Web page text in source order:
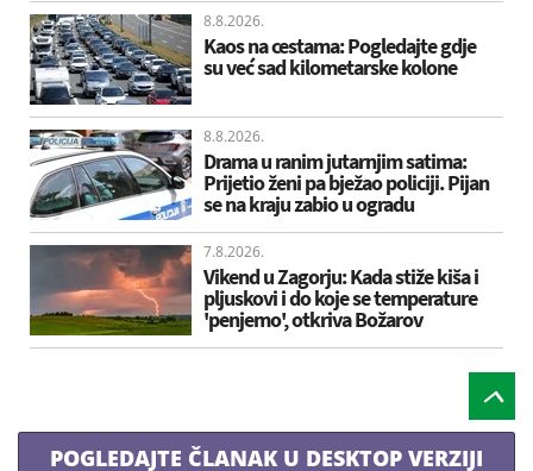
8.8.2026.
Kaos na cestama: Pogledajte gdje
su već sad kilometarske kolone
8.8.2026.
Drama u ranim jutarnjim satima:
Prijetio ženi pa bježao policiji. Pijan
se na kraju zabio u ogradu
7.8.2026.
Vikend u Zagorju: Kada stiže kiša i
pljuskovi i do koje se temperature
'penjemo', otkriva Božarov
POGLEDAJTE ČLANAK U DESKTOP VERZIJI